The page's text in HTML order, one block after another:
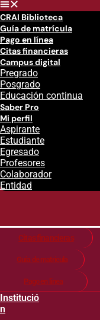
CRAI Biblioteca
Guía de matrícula
Pago en línea
Citas financieras
Campus digital
Pregrado
Posgrado
Educación continua
Saber Pro
Mi perfil
Aspirante
Estudiante
Egresado
Profesores
Colaborador
Entidad
Citas financieras
Guía de matricula
Pago en línea
Institució
n